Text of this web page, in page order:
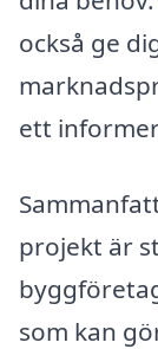
också ge
ett
projekt är
som kan